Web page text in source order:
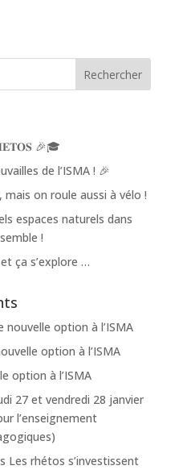
🎉🎓
de l’ISMA ! 🎉
on roule aussi à vélo !
espaces naturels dans
!
ça s’explore …
nouvelle option à l’ISMA
option à l’ISMA
option à l’ISMA
27 et vendredi 28 janvier
l’enseignement
Les rhétos s’investissent